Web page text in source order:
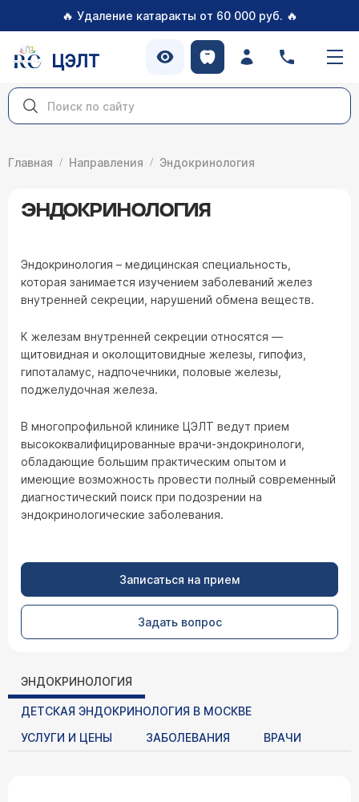
🔥 Удаление катаракты от 60 000 руб. 🔥
ЦЭЛТ
Главная Направления Эндокринология
ЭНДОКРИНОЛОГИЯ
Эндокринология – медицинская специальность,
которая занимается изучением заболеваний желез
внутренней секреции, нарушений обмена веществ.
К железам внутренней секреции относятся —
щитовидная и околощитовидные железы, гипофиз,
гипоталамус, надпочечники, половые железы,
поджелудочная железа.
В многопрофильной клинике ЦЭЛТ ведут прием
высококвалифицированные врачи-эндокринологи,
обладающие большим практическим опытом и
имеющие возможность провести полный современный
диагностический поиск при подозрении на
эндокринологические заболевания.
Записаться на прием
Задать вопрос
ЭНДОКРИНОЛОГИЯ
ДЕТСКАЯ ЭНДОКРИНОЛОГИЯ В МОСКВЕ
УСЛУГИ И ЦЕНЫ
ЗАБОЛЕВАНИЯ ВРАЧИ